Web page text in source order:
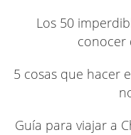
Los 50
conocer
5 cosas que hacer
Guía para viajar a